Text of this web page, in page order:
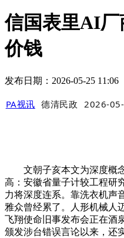
信国表里AI
价钱
发布日期：2026-05-25 11:06
PA视讯 德清民政 2026-
文朝子亥本文为深度概念
高：安徽省量子计较工程研
力将深度连系。靠洗衣机声
雅众曾经累了。人形机械人
飞翔使命旧事发布会正在
颁发涉台错误言论以来，还